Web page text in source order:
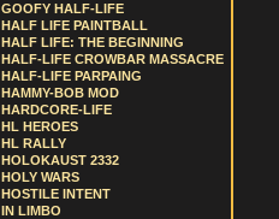
GOOFY HALF-LIFE
HALF LIFE PAINTBALL
HALF LIFE: THE BEGINNING
HALF-LIFE CROWBAR MASSACRE
HALF-LIFE PARPAING
HAMMY-BOB MOD
HARDCORE-LIFE
HL HEROES
HL RALLY
HOLOKAUST 2332
HOLY WARS
HOSTILE INTENT
IN LIMBO